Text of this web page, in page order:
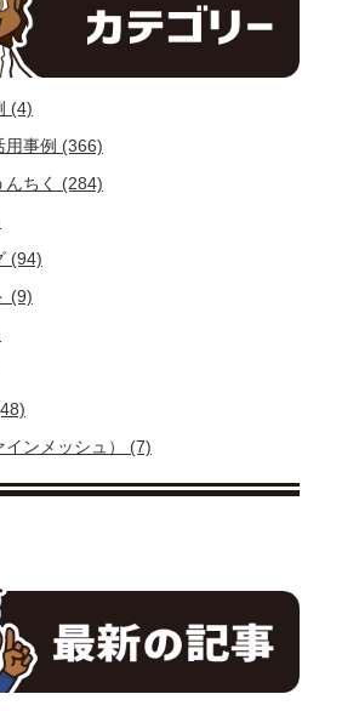
(4)
用事例 (366)
んちく (284)
(94)
(9)
インメッシュ） (7)